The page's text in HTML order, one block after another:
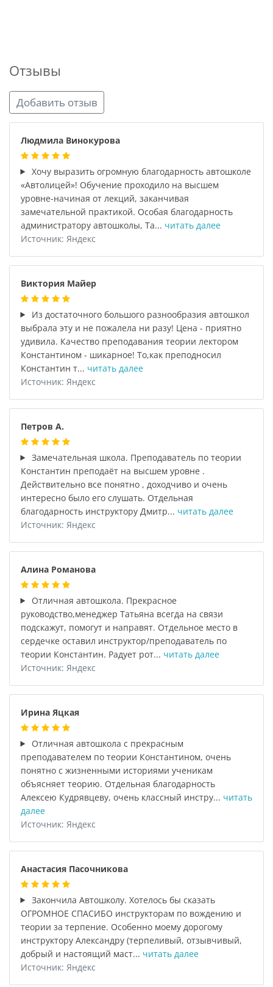
Отзывы
Добавить отзыв
Людмила Винокурова
Хочу выразить огромную благодарность автошколе
«Автолицей»! Обучение проходило на высшем
уровне-начиная от лекций, заканчивая
замечательной практикой. Особая благодарность
администратору автошколы, Та... читать далее
Источник: Яндекс
Виктория Майер
Из достаточного большого разнообразия автошкол
выбрала эту и не пожалела ни разу! Цена - приятно
удивила. Качество преподавания теории лектором
Константином - шикарное! То,как преподносил
Константин т... читать далее
Источник: Яндекс
Петров А.
Замечательная школа. Преподаватель по теории
Константин преподаёт на высшем уровне .
Действительно все понятно , доходчиво и очень
интересно было его слушать. Отдельная
благодарность инструктору Дмитр... читать далее
Источник: Яндекс
Алина Романова
Отличная автошкола. Прекрасное
руководство,менеджер Татьяна всегда на связи
подскажут, помогут и направят. Отдельное место в
сердечке оставил инструктор/преподаватель по
теории Константин. Радует рот... читать далее
Источник: Яндекс
Ирина Яцкая
Отличная автошкола с прекрасным
преподавателем по теории Константином, очень
понятно с жизненными историями ученикам
объясняет теорию. Отдельная благодарность
Алексею Кудрявцеву, очень классный инстру... читать
далее
Источник: Яндекс
Анастасия Пасочникова
Закончила Автошколу. Хотелось бы сказать
ОГРОМНОЕ СПАСИБО инструкторам по вождению и
теории за терпение. Особенно моему дорогому
инструктору Александру (терпеливый, отзывчивый,
добрый и настоящий маст... читать далее
Источник: Яндекс